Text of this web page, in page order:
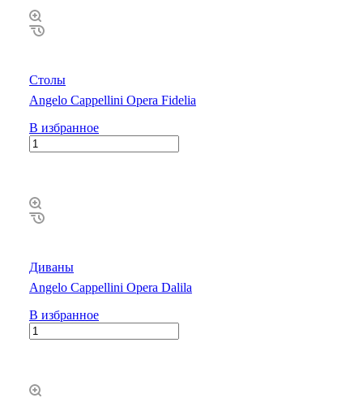
Столы
Angelo Cappellini Opera Fidelia
В избранное
Диваны
Angelo Cappellini Opera Dalila
В избранное